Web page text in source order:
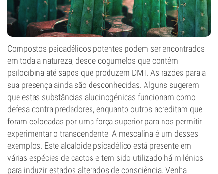
Compostos psicadélicos potentes podem ser encontrados
em toda a natureza, desde cogumelos que contêm
psilocibina até sapos que produzem DMT. As razões para a
sua presença ainda são desconhecidas. Alguns sugerem
que estas substâncias alucinogénicas funcionam como
defesa contra predadores, enquanto outros acreditam que
foram colocadas por uma força superior para nos permitir
experimentar o transcendente. A mescalina é um desses
exemplos. Este alcaloide psicadélico está presente em
várias espécies de cactos e tem sido utilizado há milénios
para induzir estados alterados de consciência. Venha